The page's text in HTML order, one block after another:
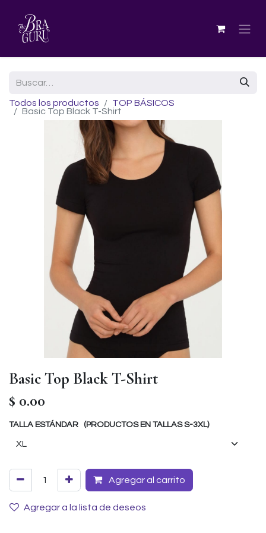
Todos los productos
TOP BÁSICOS
Basic Top Black T-Shirt
Basic Top Black T-Shirt
$ 0.00
TALLA ESTÁNDAR (PRODUCTOS EN TALLAS S-3XL)
Agregar al carrito
Agregar a la lista de deseos